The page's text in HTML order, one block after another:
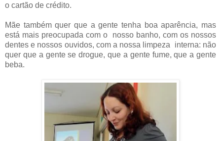
o cartão de crédito.
Mãe também quer que a gente tenha boa aparência, mas
está mais preocupada com o nosso banho, com os nossos
dentes e nossos ouvidos, com a nossa limpeza interna: não
quer que a gente se drogue, que a gente fume, que a gente
beba.